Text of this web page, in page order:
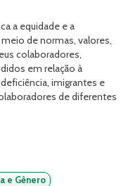
a equidade e a
de normas, valores,
colaboradores,
em relação à
imigrantes e
de diferentes
e Gênero